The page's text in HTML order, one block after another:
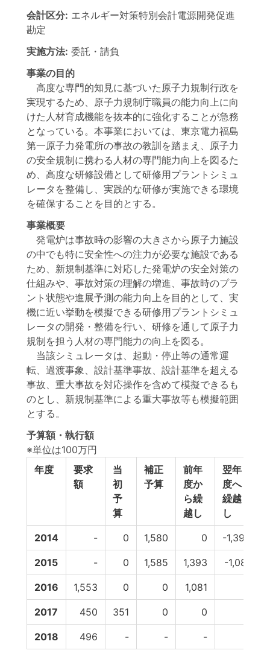
会計区分: エネルギー対策特別会計電源開発促進
勘定
実施方法: 委託・請負
事業の目的
高度な専門的知見に基づいた原子力規制行政を
実現するため、原子力規制庁職員の能力向上に向
けた人材育成機能を抜本的に強化することが急務
となっている。本事業においては、東京電力福島
第一原子力発電所の事故の教訓を踏まえ、原子力
の安全規制に携わる人材の専門能力向上を図るた
め、高度な研修設備として研修用プラントシミュ
レータを整備し、実践的な研修が実施できる環境
を確保することを目的とする。
事業概要
発電炉は事故時の影響の大きさから原子力施設
の中でも特に安全性への注力が必要な施設である
ため、新規制基準に対応した発電炉の安全対策の
仕組みや、事故対策の理解の増進、事故時のプラ
ント状態や進展予測の能力向上を目的として、実
機に近い挙動を模擬できる研修用プラントシミュ
レータの開発・整備を行い、研修を通して原子力
規制を担う人材の専門能力の向上を図る。
当該シミュレータは、起動・停止等の通常運
転、過渡事象、設計基準事故、設計基準を超える
事故、重大事故を対応操作を含めて模擬できるも
のとし、新規制基準による重大事故等も模擬範囲
とする。
予算額・執行額
※単位は100万円
年度
要求
額
当
初
予
算
補正
予算
前年
度か
ら繰
越し
翌年
度へ
繰越
し
2014 - 0 1,580 0 -1,393
2015 - 0 1,585 1,393 -1,081
2016 1,553 0 0 1,081
2017 450 351 0 0
2018 496 - - -